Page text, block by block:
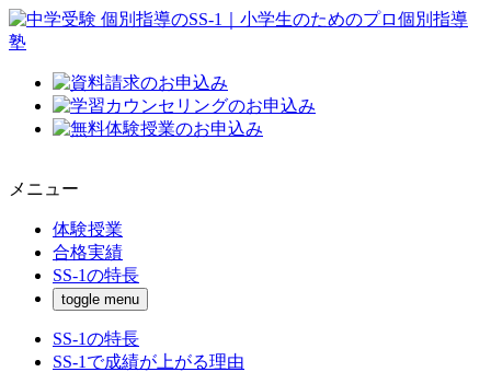
メニュー
体験授業
合格実績
SS-1の特長
toggle menu
SS-1の特長
SS-1で成績が上がる理由